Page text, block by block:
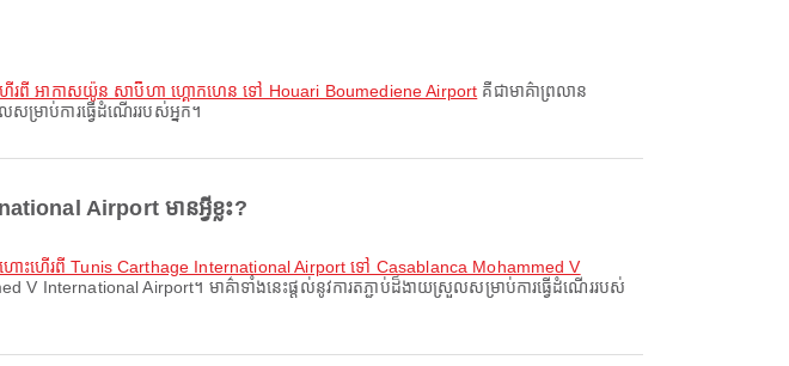
ើរពី អាកាសយ៉ូន សាប៊ីហា ហ្គោកហេន ទៅ Houari Boumediene Airport គឺជាមាគ៌ាព្រលាន
រាប់ការធ្វើដំណើររបស់អ្នក។
Airport មានអ្វីខ្លះ?
ោះហើរពី Tunis Carthage International Airport ទៅ Casablanca Mohammed V
Airport។ មាគ៌ាទាំងនេះផ្តល់នូវការតភ្ជាប់ដ៏ងាយស្រួលសម្រាប់ការធ្វើដំណើររបស់